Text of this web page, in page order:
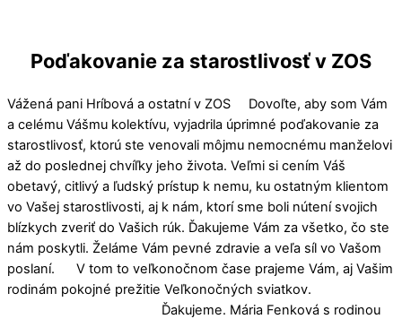
Poďakovanie za starostlivosť v ZOS
Vážená pani Hríbová a ostatní v ZOS Dovoľte, aby som Vám
a celému Vášmu kolektívu, vyjadrila úprimné poďakovanie za
starostlivosť, ktorú ste venovali môjmu nemocnému manželovi
až do poslednej chvíľky jeho života. Veľmi si cením Váš
obetavý, citlivý a ľudský prístup k nemu, ku ostatným klientom
vo Vašej starostlivosti, aj k nám, ktorí sme boli nútení svojich
blízkych zveriť do Vašich rúk. Ďakujeme Vám za všetko, čo ste
nám poskytli. Želáme Vám pevné zdravie a veľa síl vo Vašom
poslaní. V tom to veľkonočnom čase prajeme Vám, aj Vašim
rodinám pokojné prežitie Veľkonočných sviatkov.
Ďakujeme. Mária Fenková s rodinou